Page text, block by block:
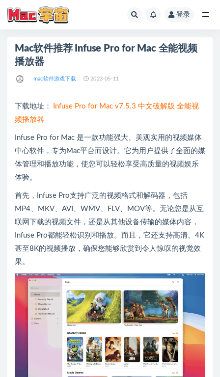
登录
Mac软件推荐 Infuse Pro for Mac 全能视频
播放器
mac软件游戏下载 2023-05-11
下载地址：
Infuse Pro for Mac v7.5.3 中文破解版 全能视
频播放器
Infuse Pro for Mac 是一款功能强大、美观实用的视频媒体
中心软件，专为Mac平台而设计。它为用户提供了全面的媒
体管理和播放功能，使您可以轻松享受高质量的视频娱乐
体验。
首先，Infuse Pro支持广泛的视频格式和解码器，包括
MP4、MKV、AVI、WMV、FLV、MOV等。无论您是从互
联网下载的视频文件，还是从其他设备传输的媒体内容，
Infuse Pro都能轻松识别和播放。而且，它还支持高清、4K
甚至8K的视频播放，确保您能够欣赏到令人惊叹的视觉效
果。